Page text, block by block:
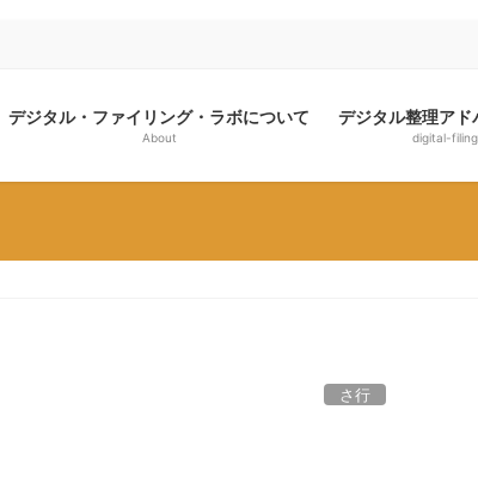
デジタル・ファイリング・ラボについて
About
デジタル整理ア
digital-filing
さ行